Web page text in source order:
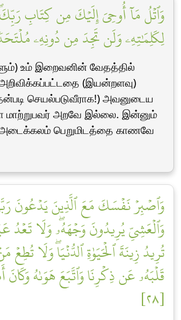
وَٱتۡلُ مَآ أُوحِيَ إِلَيۡكَ مِن كِتَابِ
لِكَلِمَٰتِهِۦ وَلَن تَجِدَ مِن دُونِهِۦ
உம் இறைவனின் வேதத்தில்
(இயன்றளவு)
செயல்படுவீராக!) அவனுடைய
மாற்றுபவர் அறவே இல்லை. இன்னும்
பெறுமிடத்தை காணவே
وَٱصۡبِرۡ نَفۡسَكَ مَعَ ٱلَّذِينَ يَدۡعُونَ
وَٱلۡعَشِيِّ يُرِيدُونَ وَجۡهَهُۥۖ وَلَا تَعۡدُ
تُرِيدُ زِينَةَ ٱلۡحَيَوٰةِ ٱلدُّنۡيَاۖ وَلَا تُطِعۡ
قَلۡبَهُۥ عَن ذِكۡرِنَا وَٱتَّبَعَ هَوَىٰهُ وَكَانَ
[٢٨]